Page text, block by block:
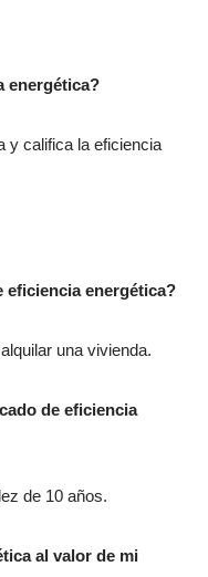
energética?
y califica la eficiencia
eficiencia energética?
una vivienda.
de eficiencia
de 10 años.
al valor de mi